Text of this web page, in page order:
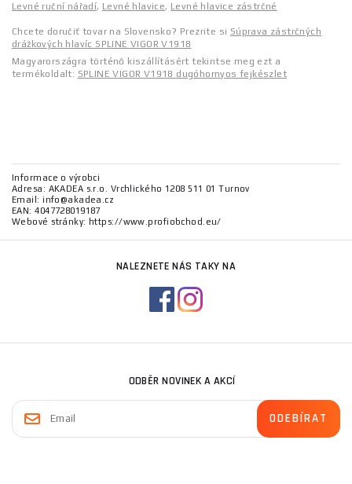
Levné ruční nářadí, Levné hlavice, Levné hlavice zástrčné
Chcete doručiť tovar na Slovensko? Prezrite si Súprava zástrčných
drážkových hlavíc SPLINE VIGOR V1918
Magyarországra történő kiszállításért tekintse meg ezt a
termékoldalt: SPLINE VIGOR V1918 dugóhornyos fejkészlet
Informace o výrobci
Adresa: AKADEA s.r.o. Vrchlického 1208 511 01 Turnov
Email: info@akadea.cz
EAN: 4047728019187
Webové stránky: https://www.profiobchod.eu/
NALEZNETE NÁS TAKY NA
ODBĚR NOVINEK A AKCÍ